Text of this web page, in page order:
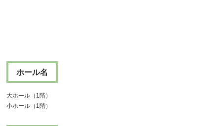
ホール名
大ホール（1階）
小ホール（1階）